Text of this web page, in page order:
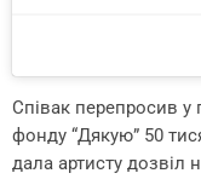
Співак перепросив у
фонду “Дякую” 50
дала артисту дозвіл